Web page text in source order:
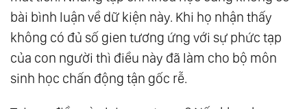
bài bình luận về dữ kiện này. Khi họ nhận thấy
không có đủ số gien tương ứng với sự phức tạp
của con người thì điều này đã làm cho bộ môn
sinh học chấn động tận gốc rễ.